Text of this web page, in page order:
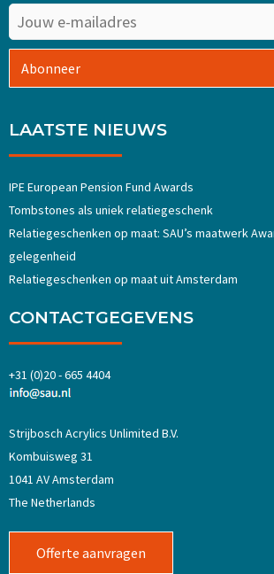
Abonneer
LAATSTE NIEUWS
IPE European Pension Fund Awards
Tombstones als uniek relatiegeschenk
Relatiegeschenken op maat: SAU’s maatwerk
gelegenheid
Relatiegeschenken op maat uit Amsterdam
CONTACTGEGEVENS
+31 (0)20 - 665 4404
Strijbosch Acrylics Unlimited B.V.
Kombuisweg 31
1041 AV Amsterdam
The Netherlands
Offerte aanvragen